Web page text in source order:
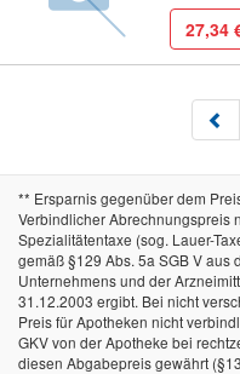
27,34
** Ersparnis gegenüber dem
Verbindlicher Abrechnungspreis
Spezialitätentaxe (sog. Lauer-
gemäß §129 Abs. 5a SGB V aus
Unternehmens und der
31.12.2003 ergibt. Bei nicht
Preis für Apotheken nicht
GKV von der Apotheke bei
diesen Abgabepreis gewährt